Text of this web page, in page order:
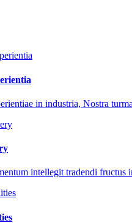
in industria, Nostra
intellegit tradendi fructus